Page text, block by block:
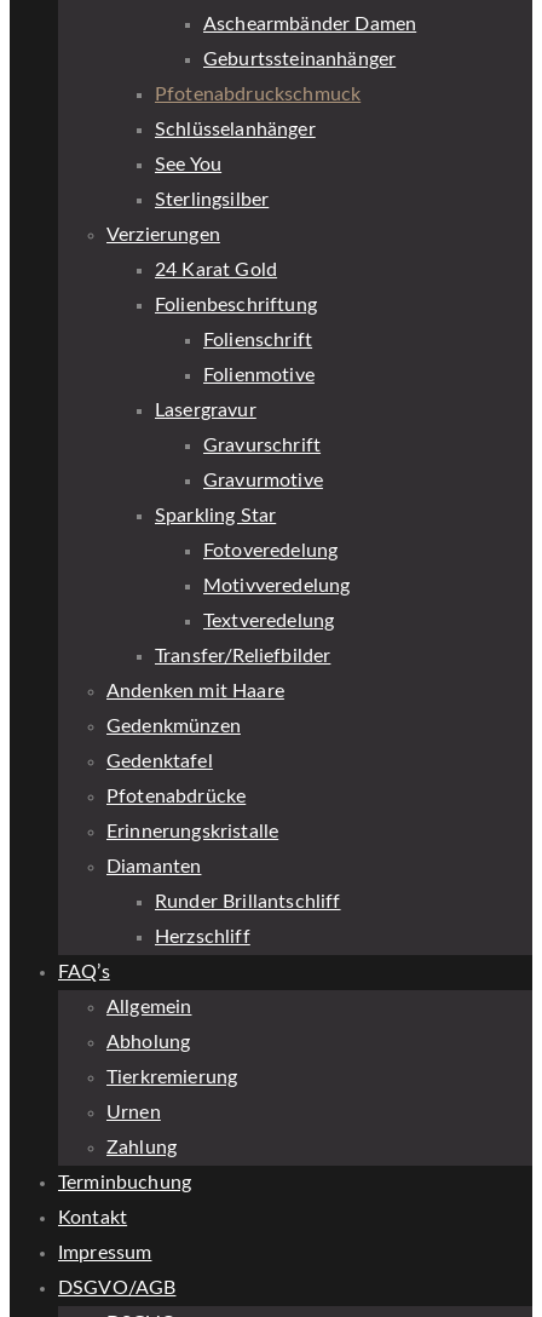
Aschearmbänder Damen
Geburtssteinanhänger
Pfotenabdruckschmuck
Schlüsselanhänger
See You
Sterlingsilber
Verzierungen
24 Karat Gold
Folienbeschriftung
Folienschrift
Folienmotive
Lasergravur
Gravurschrift
Gravurmotive
Sparkling Star
Fotoveredelung
Motivveredelung
Textveredelung
Transfer/Reliefbilder
Andenken mit Haare
Gedenkmünzen
Gedenktafel
Pfotenabdrücke
Erinnerungskristalle
Diamanten
Runder Brillantschliff
Herzschliff
FAQ’s
Allgemein
Abholung
Tierkremierung
Urnen
Zahlung
Terminbuchung
Kontakt
Impressum
DSGVO/AGB